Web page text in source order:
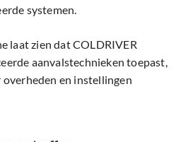
systemen.
laat zien dat COLDRIVER
aanvalstechnieken toepast,
en instellingen